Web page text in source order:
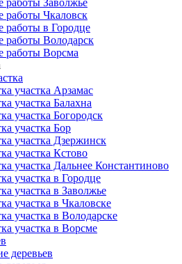
работы Заволжье
работы Чкаловск
работы в Городце
работы Володарск
работы Ворсма
участка Арзамас
участка Балахна
участка Богородск
участка Бор
участка Дзержинск
участка Кстово
участка Дальнее Константиново
участка в Городце
участка в Заволжье
участка в Чкаловске
участка в Володарске
участка в Ворсме
деревьев